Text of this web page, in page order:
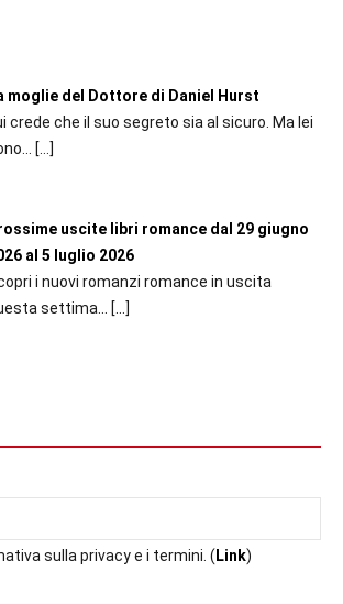
moglie del Dottore di Daniel Hurst
crede che il suo segreto sia al sicuro. Ma lei
[…]
uscite libri romance dal 29 giugno
al 5 luglio 2026
i nuovi romanzi romance in uscita
settima...
[…]
sulla privacy e i termini. ( Link)